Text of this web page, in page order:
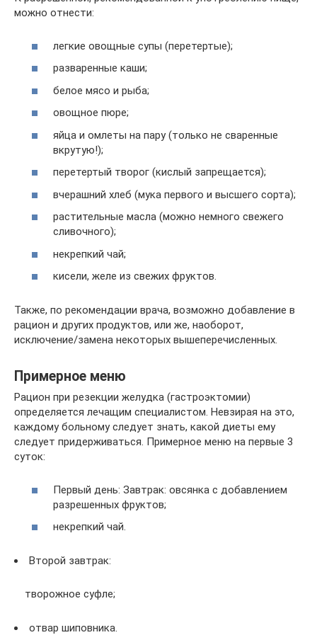
можно отнести:
легкие овощные супы (перетертые);
разваренные каши;
белое мясо и рыба;
овощное пюре;
яйца и омлеты на пару (только не сваренные
вкрутую!);
перетертый творог (кислый запрещается);
вчерашний хлеб (мука первого и высшего сорта);
растительные масла (можно немного свежего
сливочного);
некрепкий чай;
кисели, желе из свежих фруктов.
Также, по рекомендации врача, возможно добавление в
рацион и других продуктов, или же, наоборот,
исключение/замена некоторых вышеперечисленных.
Примерное меню
Рацион при резекции желудка (гастроэктомии)
определяется лечащим специалистом. Невзирая на это,
каждому больному следует знать, какой диеты ему
следует придерживаться. Примерное меню на первые 3
суток:
Первый день: Завтрак: овсянка с добавлением
разрешенных фруктов;
некрепкий чай.
Второй завтрак:
творожное суфле;
отвар шиповника.